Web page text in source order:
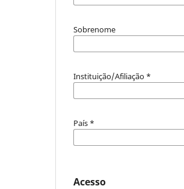
Sobrenome
Instituição/Afiliação *
País *
Acesso